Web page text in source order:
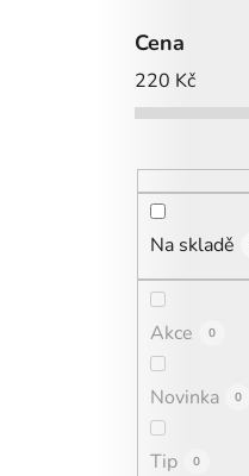
Cena
220 Kč
Na skladě
Akce 0
Novinka 0
Tip 0